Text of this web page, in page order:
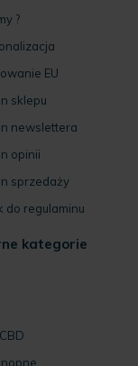
?
EU
sklepu
newslettera
opinii
sprzedaży
do regulaminu
kategorie